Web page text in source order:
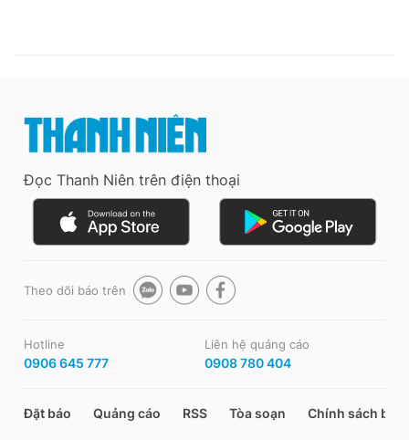
Đọc Thanh Niên trên điện thoại
Theo dõi báo trên
Hotline
0906 645 777
Liên hệ quảng cáo
0908 780 404
Đặt báo Quảng cáo RSS Tòa soạn Chính sách bảo